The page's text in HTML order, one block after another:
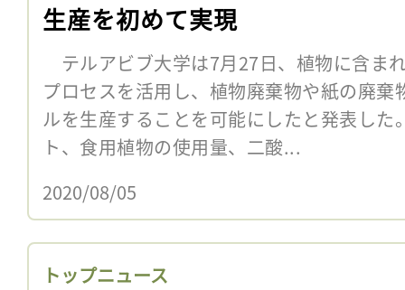
生産を初めて実現
テルアビブ大学は7月27日、植物に含ま
プロセスを活用し、植物廃棄物や紙の廃
ルを生産することを可能にしたと発表した
ト、食用植物の使用量、二酸...
2020/08/05
トップニュース